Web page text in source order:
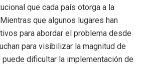
que cada país otorga a la
que algunos lugares han
para abordar el problema desde
para visibilizar la magnitud de
dificultar la implementación de